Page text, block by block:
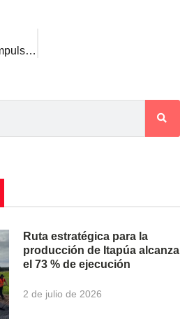
Senave y Parpov impulsan la identificación genética para fortalecer la certificación varietal
Ruta estratégica para la
producción de Itapúa alcanza
el 73 % de ejecución
2 de julio de 2026